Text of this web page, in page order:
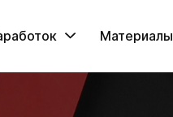
Материалы